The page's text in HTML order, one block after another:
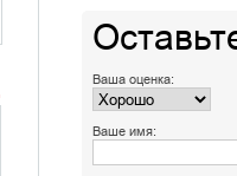
Ваша оценка:
Ваше имя: